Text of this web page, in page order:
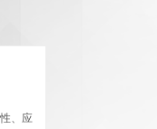
、应